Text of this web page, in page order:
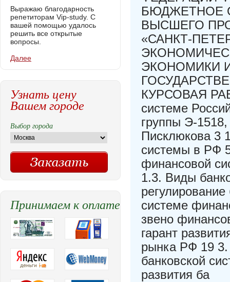
БЮДЖЕТНОЕ
ВЫСШЕГО
«САНКТ-
ЭКОНОМИКИ
КУРСОВАЯ
системе
группы Э-
Писклюкова 3
системы в РФ
финансовой
1.3. Виды
системе
звено
гарант
рынка РФ 19 3.
банковской
развития ба
Выражаю благодарность
репетиторам Vip-study. С
вашей помощью удалось
решить все открытые
вопросы.
Далее
Узнать цену
Вашем городе
Выбор города
Принимаем к оплате